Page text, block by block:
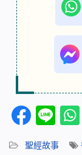
聖經故事